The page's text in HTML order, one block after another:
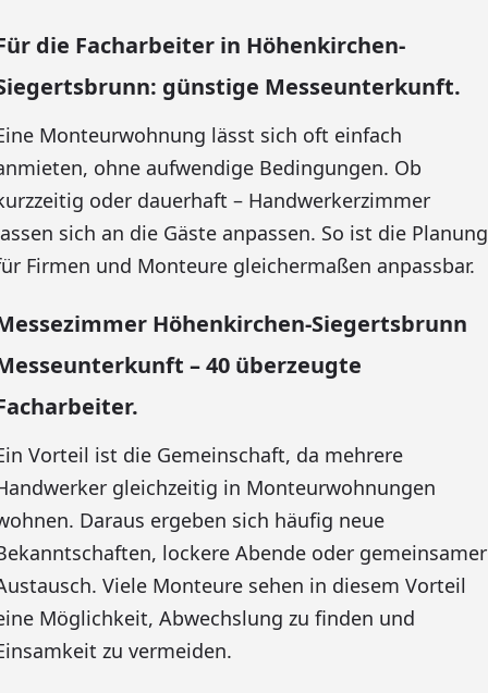
die Facharbeiter in Höhenkirchen-
günstige Messeunterkunft.
Monteurwohnung lässt sich oft einfach
ohne aufwendige Bedingungen. Ob
oder dauerhaft – Handwerkerzimmer
sich an die Gäste anpassen. So ist die Planung
Firmen und Monteure gleichermaßen anpassbar.
Höhenkirchen-Siegertsbrunn
– 40 überzeugte
Vorteil ist die Gemeinschaft, da mehrere
gleichzeitig in Monteurwohnungen
Daraus ergeben sich häufig neue
lockere Abende oder gemeinsamer
Viele Monteure sehen in diesem Vorteil
Möglichkeit, Abwechslung zu finden und
zu vermeiden.